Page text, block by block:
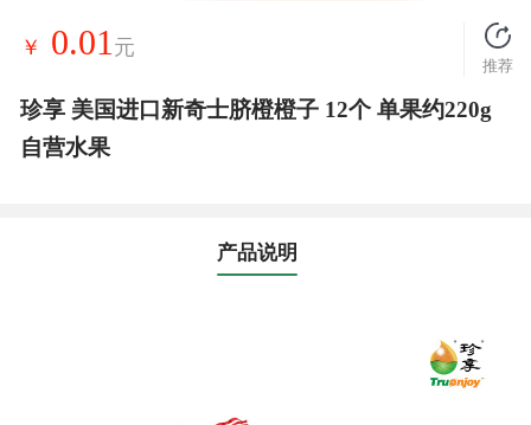
￥ 0.01 元
推荐
珍享 美国进口新奇士脐橙橙子 12个 单果约220g
自营水果
产品说明